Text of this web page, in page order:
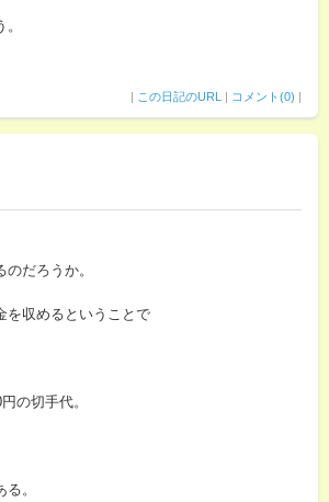
| この日記のURL | コメント(0) |
だろうか。
を収めるということで
の切手代。
。